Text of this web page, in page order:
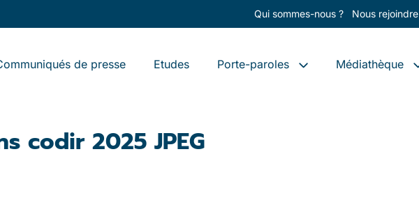
Qui sommes-nous ? Nous rejoindre
de presse Etudes Porte-paroles Médiathèque
codir 2025 JPEG